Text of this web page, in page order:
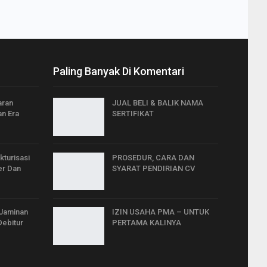
Era
Dan
Paling Banyak Di Komentari
JUAL BELI & BALIK NAMA
SERTIFIKAT
PROSEDUR, CARA DAN
SYARAT PENDIRIAN CV
IZIN USAHA PMA – UNTUK
PERTAMA KALINYA